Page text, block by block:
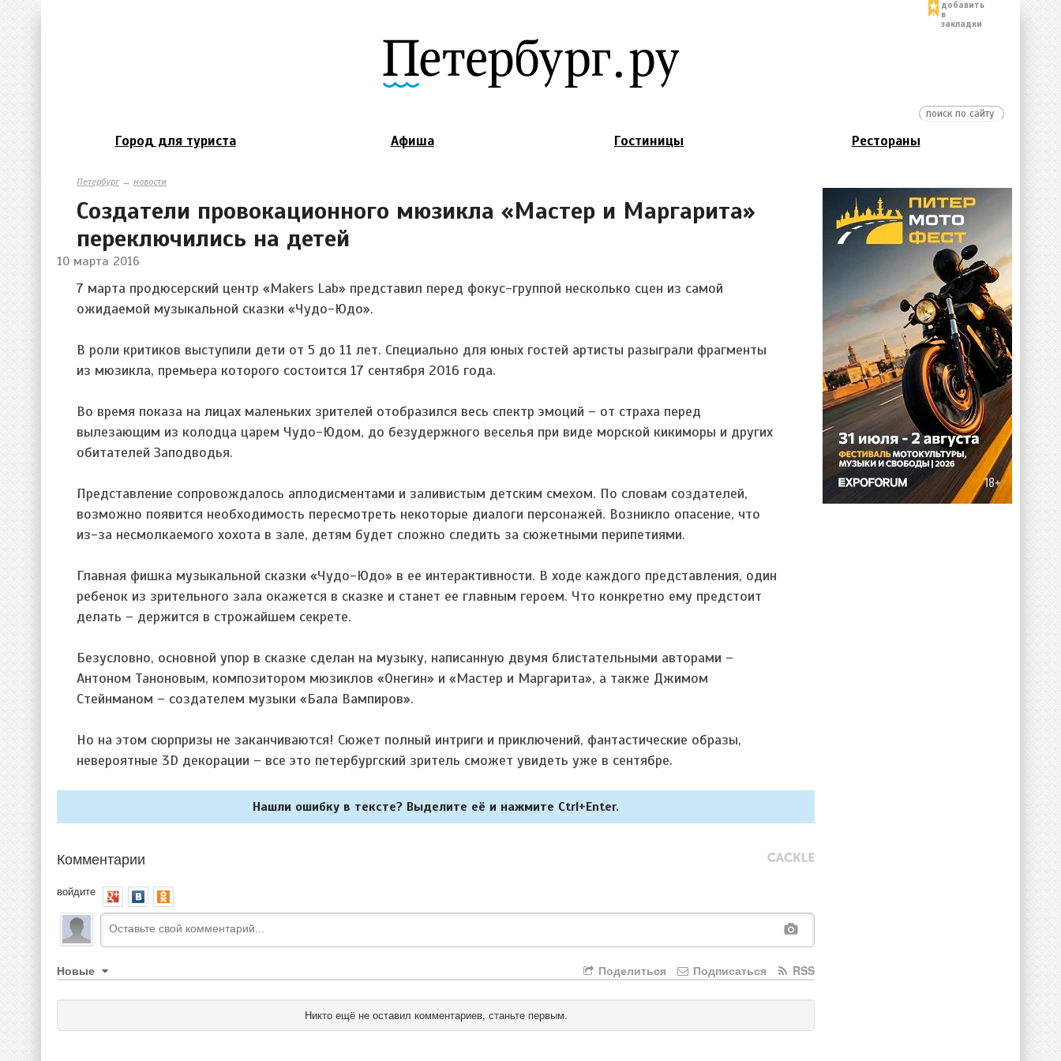
добавить
в
закладки
Город для туриста Афиша Гостиницы Рестораны
Петербург→ новости
Создатели провокационного мюзикла «Мастер и Маргарита»
переключились на детей
10 марта 2016
7 марта продюсерский центр «Makers Lab» представил перед фокус-группой несколько сцен из самой
ожидаемой музыкальной сказки «Чудо-Юдо».
В роли критиков выступили дети от 5 до 11 лет. Специально для юных гостей артисты разыграли фрагменты
из мюзикла, премьера которого состоится 17 сентября 2016 года.
Во время показа на лицах маленьких зрителей отобразился весь спектр эмоций – от страха перед
вылезающим из колодца царем Чудо-Юдом, до безудержного веселья при виде морской кикиморы и других
обитателей Заподводья.
Представление сопровождалось аплодисментами и заливистым детским смехом. По словам создателей,
возможно появится необходимость пересмотреть некоторые диалоги персонажей. Возникло опасение, что
из-за несмолкаемого хохота в зале, детям будет сложно следить за сюжетными перипетиями.
Главная фишка музыкальной сказки «Чудо-Юдо» в ее интерактивности. В ходе каждого представления, один
ребенок из зрительного зала окажется в сказке и станет ее главным героем. Что конкретно ему предстоит
делать – держится в строжайшем секрете.
Безусловно, основной упор в сказке сделан на музыку, написанную двумя блистательными авторами –
Антоном Таноновым, композитором мюзиклов «Онегин» и «Мастер и Маргарита», а также Джимом
Стейнманом – создателем музыки «Бала Вампиров».
Но на этом сюрпризы не заканчиваются! Сюжет полный интриги и приключений, фантастические образы,
невероятные 3D декорации – все это петербургский зритель сможет увидеть уже в сентябре.
Нашли ошибку в тексте? Выделите её и нажмите Ctrl+Enter.
Комментарии
войдите
Новые RSS
Подписаться
Поделиться
Никто ещё не оставил комментариев, станьте первым.